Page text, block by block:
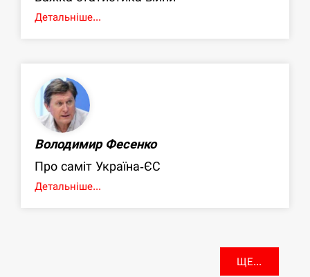
Детальніше...
Володимир Фесенко
Про саміт Україна-ЄС
Детальніше...
ЩЕ...